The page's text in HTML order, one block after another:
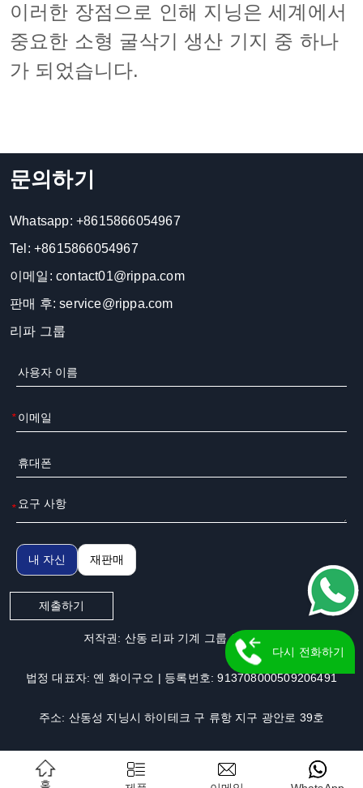
이러한 장점으로 인해 지닝은 세계에서
중요한 소형 굴삭기 생산 기지 중 하나
가 되었습니다.
문의하기
Whatsapp: +8615866054967
Tel: +8615866054967
이메일: contact01@rippa.com
판매 후:service@rippa.com
리파 그룹
*
*
내 자신 재판매
제출하기
저작권: 산동 리파 기계 그룹 유한공사.
법정 대표자: 옌 화이구오 | 등록번호: 913708000509206491
주소: 산동성 지닝시 하이테크 구 류항 지구 광안로 39호
홈
다시 전화하기